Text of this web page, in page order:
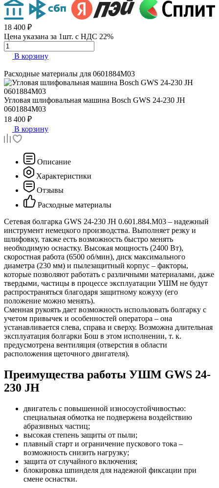
18 400 ₽
Цена указана за 1шт. с НДС 22%
В корзину
Расходные материалы для 0601884M03
Угловая шлифовальная машина Bosch GWS 24-230 JH
0601884M03
18 400 ₽
В корзину
Описание
Характеристики
Отзывы
Расходные материалы
Сетевая болгарка GWS 24-230 JH 0.601.884.M03 – надежный
инструмент немецкого производства. Выполняет резку и
шлифовку, также есть возможность быстро менять
необходимую оснастку. Высокая мощность (2400 Вт),
скоростная работа (6500 об/мин), диск максимального
диаметра (230 мм) и пылезащитный корпус – факторы,
которые позволяют работать с различными материалами, даже
твердыми, частицы в процессе эксплуатации УШМ не будут
распространяться благодаря защитному кожуху (его
положение можно менять).
Сменная рукоять дает возможность использовать болгарку с
учетом привычек и особенностей оператора – она
устанавливается слева, справа и сверху. Возможна длительная
эксплуатация болгарки Бош в этом исполнении, т. к.
предусмотрена вентиляция (отверстия в области
расположения щеточного двигателя).
Преимущества работы УШМ GWS 24-
230 JH
двигатель с повышенной износоустойчивостью:
специальная обмотка не подвержена воздействию
абразивных частиц;
высокая степень защиты от пыли;
плавный старт и ограничение пускового тока –
возможность снизить нагрузку;
защита от случайного включения;
блокировка шпинделя для надежной фиксации при
смене оснастки.